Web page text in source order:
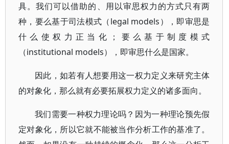
具。我们可以借助的、用以审思权力的方式只有两
种，要么基于司法模式（legal models），即审思是
什么使权力正当化；要么基于制度模式
（institutional models），即审思什么是国家。
因此，如若有人想要用这一权力定义来研究主体
的对象化，那么就有必要拓展权力定义的诸多面向。
我们需要一种权力理论吗？因为一种理论预先假
定对象化，所以它就不能被当作分析工作的基准了。